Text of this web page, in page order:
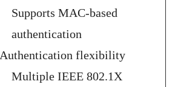
Supports MAC-based
authentication
Authentication flexibility
Multiple IEEE 802.1X